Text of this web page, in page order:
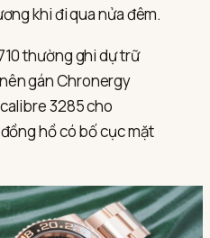
khi đi qua nửa đêm.
thường ghi dự trữ
gán Chronergy
3285 cho
hồ có bố cục mặt